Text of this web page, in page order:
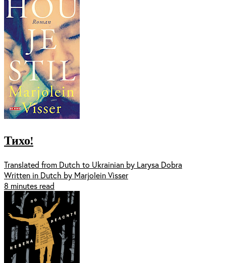
Тихо!
Translated from Dutch to Ukrainian by Larysa Dobra
Written in Dutch by Marjolein Visser
8 minutes read